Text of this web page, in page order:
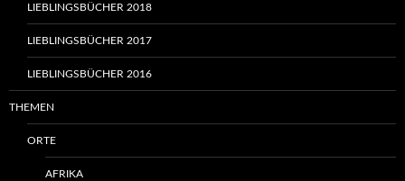
LIEBLINGSBÜCHER 2018
LIEBLINGSBÜCHER 2017
LIEBLINGSBÜCHER 2016
THEMEN
ORTE
AFRIKA